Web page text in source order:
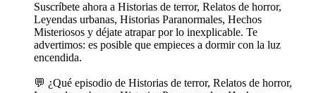
Suscríbete ahora a Historias de terror, Relatos de horror,
Leyendas urbanas, Historias Paranormales, Hechos
Misteriosos y déjate atrapar por lo inexplicable. Te
advertimos: es posible que empieces a dormir con la luz
encendida.
💬 ¿Qué episodio de Historias de terror, Relatos de horror,